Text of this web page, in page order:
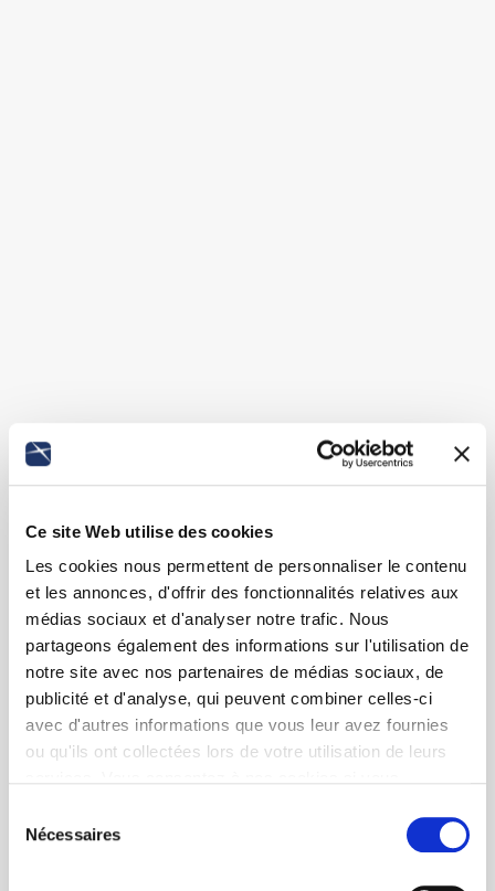
Ce site Web utilise des cookies
Les cookies nous permettent de personnaliser le contenu
et les annonces, d'offrir des fonctionnalités relatives aux
médias sociaux et d'analyser notre trafic. Nous
partageons également des informations sur l'utilisation de
notre site avec nos partenaires de médias sociaux, de
publicité et d'analyse, qui peuvent combiner celles-ci
avec d'autres informations que vous leur avez fournies
ou qu'ils ont collectées lors de votre utilisation de leurs
Nécessaires